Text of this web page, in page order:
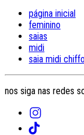
página inicial
feminino
saias
midi
saia midi
nos siga nas redes